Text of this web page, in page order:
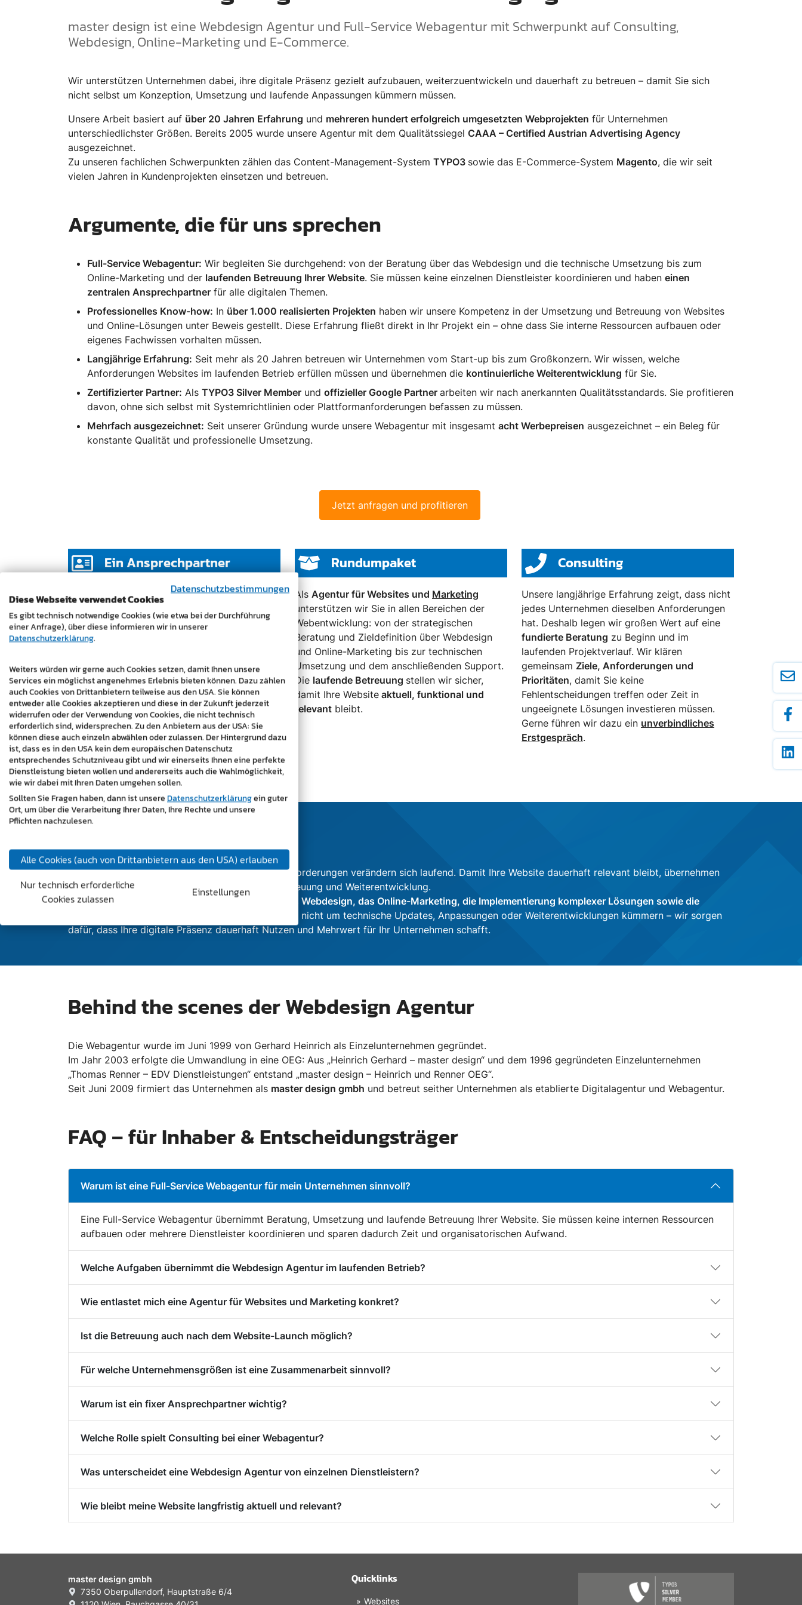
master design ist eine Webdesign Agentur und Full-Service Webagentur mit Schwerpunkt auf Consulting,
Webdesign, Online-Marketing und E-Commerce.
Wir unterstützen Unternehmen dabei, ihre digitale Präsenz gezielt aufzubauen, weiterzuentwickeln und dauerhaft zu betreuen – damit Sie sich
nicht selbst um Konzeption, Umsetzung und laufende Anpassungen kümmern müssen.
Unsere Arbeit basiert auf über 20 Jahren Erfahrung und mehreren hundert erfolgreich umgesetzten Webprojekten für Unternehmen
unterschiedlichster Größen. Bereits 2005 wurde unsere Agentur mit dem Qualitätssiegel CAAA – Certified Austrian Advertising Agency
ausgezeichnet.
Zu unseren fachlichen Schwerpunkten zählen das Content-Management-System TYPO3 sowie das E-Commerce-System Magento, die wir seit
vielen Jahren in Kundenprojekten einsetzen und betreuen.
Argumente, die für uns sprechen
Full-Service Webagentur: Wir begleiten Sie durchgehend: von der Beratung über das Webdesign und die technische Umsetzung bis zum
Online-Marketing und der laufenden Betreuung Ihrer Website. Sie müssen keine einzelnen Dienstleister koordinieren und haben einen
zentralen Ansprechpartner für alle digitalen Themen.
Professionelles Know-how: In über 1.000 realisierten Projekten haben wir unsere Kompetenz in der Umsetzung und Betreuung von Websites
und Online-Lösungen unter Beweis gestellt. Diese Erfahrung fließt direkt in Ihr Projekt ein – ohne dass Sie interne Ressourcen aufbauen oder
eigenes Fachwissen vorhalten müssen.
Langjährige Erfahrung: Seit mehr als 20 Jahren betreuen wir Unternehmen vom Start-up bis zum Großkonzern. Wir wissen, welche
Anforderungen Websites im laufenden Betrieb erfüllen müssen und übernehmen die kontinuierliche Weiterentwicklung für Sie.
Zertifizierter Partner: Als TYPO3 Silver Member und offizieller Google Partner arbeiten wir nach anerkannten Qualitätsstandards. Sie profitieren
davon, ohne sich selbst mit Systemrichtlinien oder Plattformanforderungen befassen zu müssen.
Mehrfach ausgezeichnet: Seit unserer Gründung wurde unsere Webagentur mit insgesamt acht Werbepreisen ausgezeichnet – ein Beleg für
konstante Qualität und professionelle Umsetzung.
Jetzt anfragen und profitieren
Ein Ansprechpartner
Sie erhalten bei uns
einen festen
kennt und koordiniert. Wünsche, Anpassungen
und Weiterentwicklungen werden direkt
Abläufe intern organisieren oder mehrere
Kontakte abstimmen müssen.
Rundumpaket
Als Agentur für Websites und Marketing
unterstützen wir Sie in allen Bereichen der
Webentwicklung: von der strategischen
Beratung und Zieldefinition über Webdesign
und Online-Marketing bis zur technischen
Umsetzung und dem anschließenden Support.
Die laufende Betreuung stellen wir sicher,
damit Ihre Website aktuell, funktional und
relevant bleibt.
Consulting
Unsere langjährige Erfahrung zeigt, dass nicht
jedes Unternehmen dieselben Anforderungen
hat. Deshalb legen wir großen Wert auf eine
fundierte Beratung zu Beginn und im
laufenden Projektverlauf. Wir klären
gemeinsam Ziele, Anforderungen und
Prioritäten, damit Sie keine
Fehlentscheidungen treffen oder Zeit in
ungeeignete Lösungen investieren müssen.
Gerne führen wir dazu ein unverbindliches
Erstgespräch.
Unsere Rundum-Lösung
Technologien, Nutzererwartungen und digitale Anforderungen verändern sich laufend. Damit Ihre Website dauerhaft relevant bleibt, übernehmen
wir als Webdesign Agentur die kontinuierliche Betreuung und Weiterentwicklung.
Unsere Rundum-Lösung umfasst die Beratung, das Webdesign, das Online-Marketing, die Implementierung komplexer Lösungen sowie die
. Sie müssen sich nicht um technische Updates, Anpassungen oder Weiterentwicklungen kümmern – wir sorgen
dafür, dass Ihre digitale Präsenz dauerhaft Nutzen und Mehrwert für Ihr Unternehmen schafft.
Behind the scenes der Webdesign Agentur
Die Webagentur wurde im Juni 1999 von Gerhard Heinrich als Einzelunternehmen gegründet.
Im Jahr 2003 erfolgte die Umwandlung in eine OEG: Aus „Heinrich Gerhard – master design“ und dem 1996 gegründeten Einzelunternehmen
„Thomas Renner – EDV Dienstleistungen“ entstand „master design – Heinrich und Renner OEG“.
Seit Juni 2009 firmiert das Unternehmen als master design gmbh und betreut seither Unternehmen als etablierte Digitalagentur und Webagentur.
FAQ – für Inhaber & Entscheidungsträger
Warum ist eine Full-Service Webagentur für mein Unternehmen sinnvoll?
Eine Full-Service Webagentur übernimmt Beratung, Umsetzung und laufende Betreuung Ihrer Website. Sie müssen keine internen Ressourcen
aufbauen oder mehrere Dienstleister koordinieren und sparen dadurch Zeit und organisatorischen Aufwand.
Welche Aufgaben übernimmt die Webdesign Agentur im laufenden Betrieb?
Wie entlastet mich eine Agentur für Websites und Marketing konkret?
Ist die Betreuung auch nach dem Website-Launch möglich?
Für welche Unternehmensgrößen ist eine Zusammenarbeit sinnvoll?
Warum ist ein fixer Ansprechpartner wichtig?
Welche Rolle spielt Consulting bei einer Webagentur?
Was unterscheidet eine Webdesign Agentur von einzelnen Dienstleistern?
Wie bleibt meine Website langfristig aktuell und relevant?
master design gmbh
7350 Oberpullendorf, Hauptstraße 6/4
Quicklinks
Websites
Datenschutzbestimmungen
Diese Webseite verwendet Cookies
Es gibt technisch notwendige Cookies (wie etwa bei der Durchführung
einer Anfrage), über diese informieren wir in unserer
Datenschutzerklärung.
Weiters würden wir gerne auch Cookies setzen, damit Ihnen unsere
Services ein möglichst angenehmes Erlebnis bieten können. Dazu zählen
auch Cookies von Drittanbietern teilweise aus den USA. Sie können
entweder alle Cookies akzeptieren und diese in der Zukunft jederzeit
widerrufen oder der Verwendung von Cookies, die nicht technisch
erforderlich sind, widersprechen. Zu den Anbietern aus der USA: Sie
können diese auch einzeln abwählen oder zulassen. Der Hintergrund dazu
ist, dass es in den USA kein dem europäischen Datenschutz
entsprechendes Schutzniveau gibt und wir einerseits Ihnen eine perfekte
Dienstleistung bieten wollen und andererseits auch die Wahlmöglichkeit,
wie wir dabei mit Ihren Daten umgehen sollen.
Sollten Sie Fragen haben, dann ist unsereDatenschutzerklärungein guter
Ort, um über die Verarbeitung Ihrer Daten, Ihre Rechte und unsere
Pflichten nachzulesen.
Alle Cookies (auch von Drittanbietern aus den USA) erlauben
Nur technisch erforderliche
Cookies zulassen
Einstellungen